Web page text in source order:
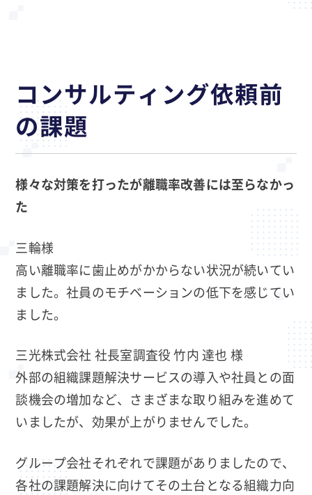
コンサルティング依頼前
の課題
様々な対策を打ったが離職率改善には至らなかっ
た
三輪様
高い離職率に歯止めがかからない状況が続いてい
ました。社員のモチベーションの低下を感じてい
ました。
三光株式会社 社長室調査役 竹内 達也 様
外部の組織課題解決サービスの導入や社員との面
談機会の増加など、さまざまな取り組みを進めて
いましたが、効果が上がりませんでした。
グループ会社それぞれで課題がありましたので、
各社の課題解決に向けてその土台となる組織力向